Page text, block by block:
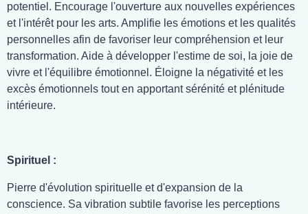
potentiel. Encourage l'ouverture aux nouvelles expériences
et l'intérêt pour les arts. Amplifie les émotions et les qualités
personnelles afin de favoriser leur compréhension et leur
transformation. Aide à développer l'estime de soi, la joie de
vivre et l'équilibre émotionnel. Éloigne la négativité et les
excès émotionnels tout en apportant sérénité et plénitude
intérieure.
Spirituel :
Pierre d'évolution spirituelle et d'expansion de la
conscience. Sa vibration subtile favorise les perceptions